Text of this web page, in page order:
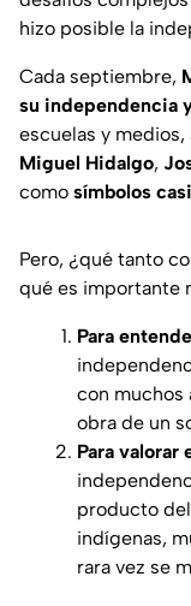
hizo posible la
Cada septiembre,
su independencia
escuelas y
Miguel Hidalgo,
como símbolos
Pero, ¿qué tanto
qué es importante
Para
con muchos
obra de un
Para valorar
producto
indígenas,
rara vez se